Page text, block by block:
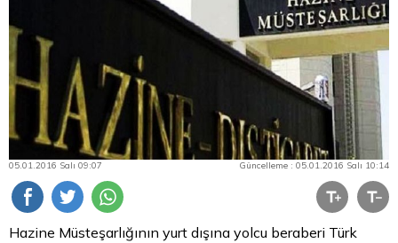
05.01.2016 Salı 09:07 Güncelleme : 05.01.2016 Salı 10:14
Hazine Müsteşarlığının yurt dışına yolcu beraberi Türk